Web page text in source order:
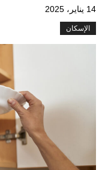
14 يناير، 2025
الإسكان